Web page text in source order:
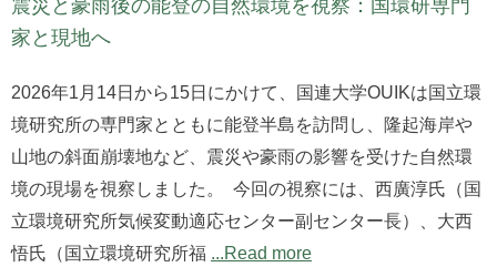
震災と豪雨後の能登の自然環境を視察：国環研専門
家と現地へ
2026年1月14日から15日にかけて、国連大学OUIKは国立環
境研究所の専門家とともに能登半島を訪問し、隆起海岸や
山地の斜面崩壊地など、震災や豪雨の影響を受けた自然環
境の現場を視察しました。 今回の視察には、西廣淳氏（国
立環境研究所気候変動適応センター副センター長）、大西
悟氏（国立環境研究所福 ...Read more